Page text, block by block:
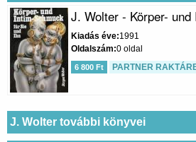
J. Wolter - Körper-
Kiadás éve 1991
Oldalszám 0 oldal
6 800 Ft PARTNER
J. Wolter további könyvei